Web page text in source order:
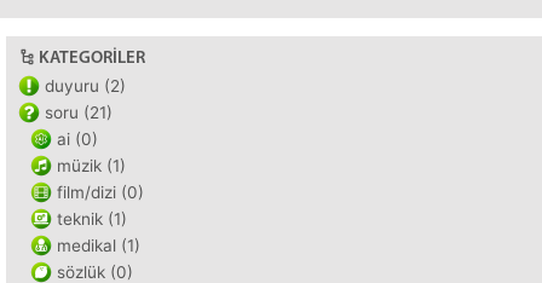
KATEGORILER
duyuru (2)
soru (21)
ai (0)
müzik (1)
film/dizi (0)
teknik (1)
medikal (1)
sözlük (0)